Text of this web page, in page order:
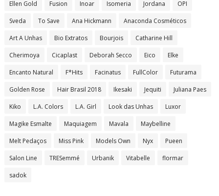
Ellen Gold Fusion Inoar Isomeria Jordana OPI
Sveda To Save Ana Hickmann Anaconda Cosméticos
Art A Unhas Bio Extratos Bourjois Catharine Hill
Cherimoya Cicaplast Deborah Secco Eico Elke
Encanto Natural F*Hits Facinatus FullColor Futurama
Golden Rose Hair Brasil 2018 Ikesaki Jequiti Juliana Paes
Kiko L.A. Colors L.A. Girl Look das Unhas Luxor
Magike Esmalte Maquiagem Mavala Maybelline
Melt Pedaços Miss Pink Models Own Nyx Pueen
Salon Line TRESemmé Urbanik Vitabelle flormar
sadok